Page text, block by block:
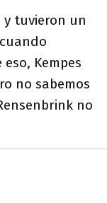
y tuvieron un
Kempes
no sabemos
no